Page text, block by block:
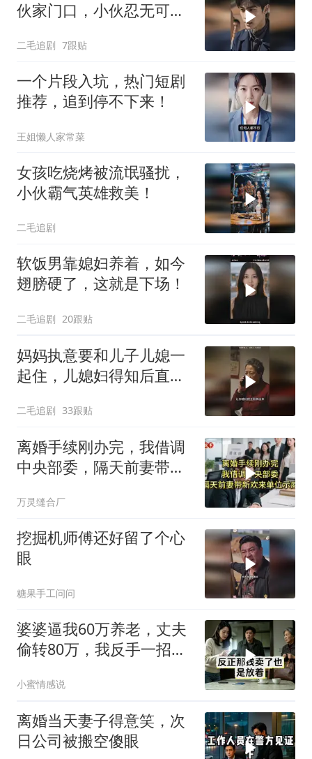
伙家门口，小伙忍无可忍
二毛追剧 7跟贴
一个片段入坑，热门短剧
推荐，追到停不下来！
王姐懒人家常菜
女孩吃烧烤被流氓骚扰，
小伙霸气英雄救美！
二毛追剧
软饭男靠媳妇养着，如今
翅膀硬了，这就是下场！
二毛追剧 20跟贴
妈妈执意要和儿子儿媳一
起住，儿媳妇得知后直接
二毛追剧 33跟贴
离婚手续刚办完，我借调
中央部委，隔天前妻带新
万灵缝合厂
挖掘机师傅还好留了个心
眼
糖果手工问问
婆婆逼我60万养老，丈夫
偷转80万，我反手一招他
小蜜情感说
离婚当天妻子得意笑，次
日公司被搬空傻眼